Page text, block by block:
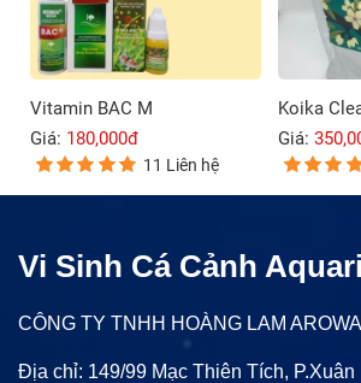
Vitamin BAC M
Giá: 180,000đ
11 Liên hệ
Koika
Giá:
Vi Sinh Cá Cảnh
CÔNG TY TNHH HOÀNG LAM
Địa chỉ: 149/99 Mạc Thiên Tích, P.Xuân